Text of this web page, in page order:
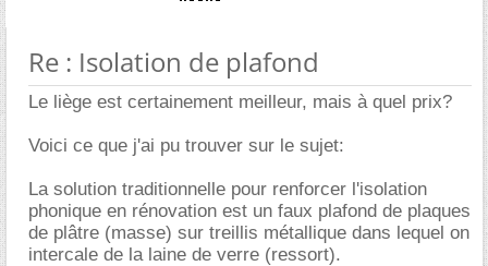
Re : Isolation de plafond
Le liège est certainement meilleur, mais à quel prix?
Voici ce que j'ai pu trouver sur le sujet:
La solution traditionnelle pour renforcer l'isolation
phonique en rénovation est un faux plafond de plaques
de plâtre (masse) sur treillis métallique dans lequel on
intercale de la laine de verre (ressort).